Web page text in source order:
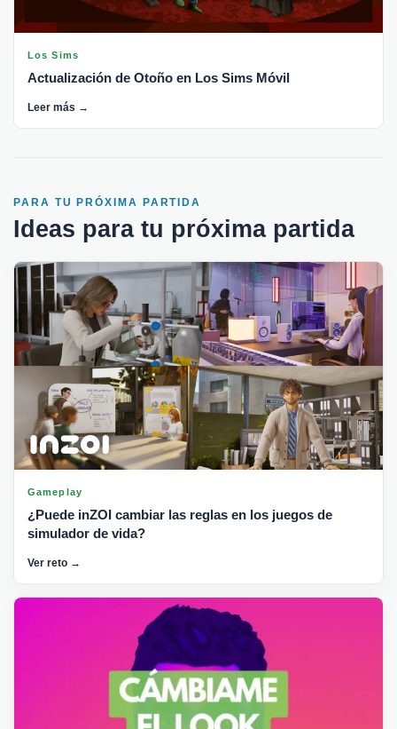
Los Sims
Actualización de Otoño en Los Sims Móvil
Leer más →
PARA TU PRÓXIMA PARTIDA
Ideas para tu próxima partida
Gameplay
¿Puede inZOI cambiar las reglas en los juegos de
simulador de vida?
Ver reto →